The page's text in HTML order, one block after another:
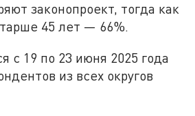
законопроект, тогда как
45 лет — 66%.
с 19 по 23 июня 2025 года
из всех округов